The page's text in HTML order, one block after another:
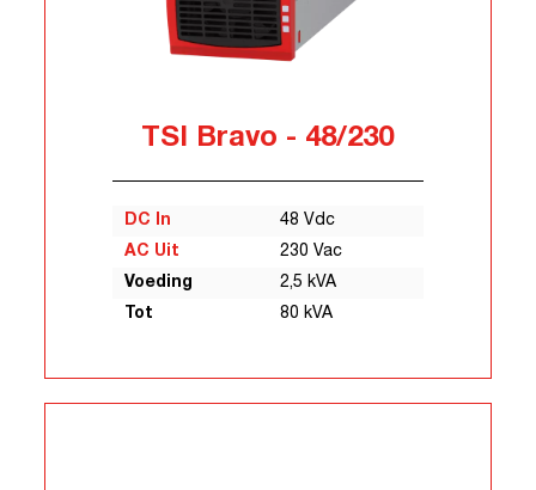
TSI Bravo - 48/230
DC In
48 Vdc
AC Uit
230 Vac
Voeding
2,5 kVA
Tot
80 kVA